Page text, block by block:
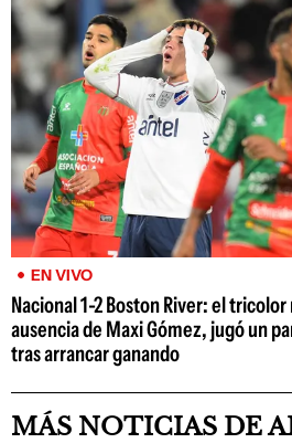
EN VIVO
Nacional 1-2 Boston River: el
ausencia de Maxi Gómez, jugó un
tras arrancar ganando
MÁS NOTICIAS DE